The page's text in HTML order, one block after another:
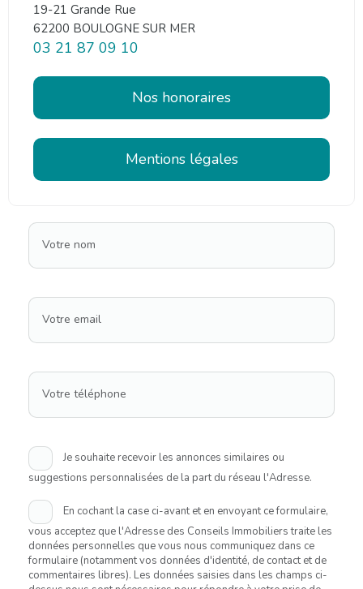
19-21 Grande Rue
62200 BOULOGNE SUR MER
03 21 87 09 10
Nos honoraires
Mentions légales
Votre nom
Votre email
Votre téléphone
Je souhaite recevoir les annonces similaires ou
suggestions personnalisées de la part du réseau l'Adresse.
En cochant la case ci-avant et en envoyant ce formulaire,
vous acceptez que l'Adresse des Conseils Immobiliers traite les
données personnelles que vous nous communiquez dans ce
formulaire (notamment vos données d'identité, de contact et de
commentaires libres). Les données saisies dans les champs ci-